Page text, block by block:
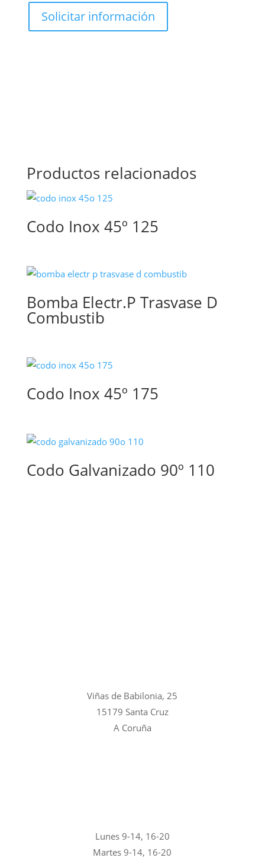
Productos relacionados
Codo Inox 45º 125
Bomba Electr.P Trasvase D
Combustib
Codo Inox 45º 175
Codo Galvanizado 90º 110
Viñas de Babilonia, 25
15179 Santa Cruz
A Coruña
Lunes 9-14, 16-20
Martes 9-14, 16-20